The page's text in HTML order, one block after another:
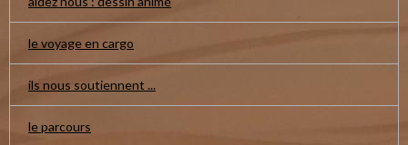
le voyage en cargo
ils nous soutiennent ...
le parcours